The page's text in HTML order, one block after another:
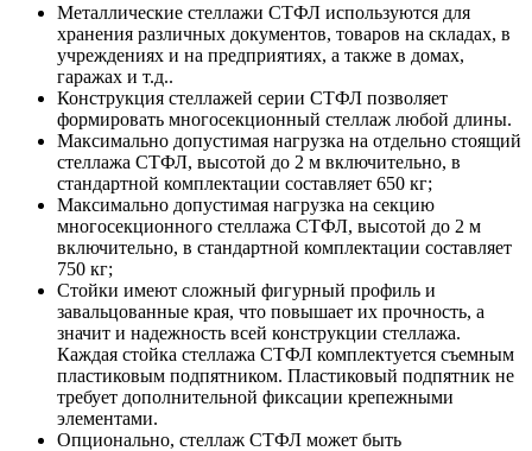
Металлические стеллажи СТФЛ используются для
хранения различных документов, товаров на складах, в
учреждениях и на предприятиях, а также в домах,
гаражах и т.д..
Конструкция стеллажей серии СТФЛ позволяет
формировать многосекционный стеллаж любой длины.
Максимально допустимая нагрузка на отдельно стоящий
стеллажа СТФЛ, высотой до 2 м включительно, в
стандартной комплектации составляет 650 кг;
Максимально допустимая нагрузка на секцию
многосекционного стеллажа СТФЛ, высотой до 2 м
включительно, в стандартной комплектации составляет
750 кг;
Стойки имеют сложный фигурный профиль и
завальцованные края, что повышает их прочность, а
значит и надежность всей конструкции стеллажа.
Каждая стойка стеллажа СТФЛ комплектуется съемным
пластиковым подпятником. Пластиковый подпятник не
требует дополнительной фиксации крепежными
элементами.
Опционально, стеллаж СТФЛ может быть